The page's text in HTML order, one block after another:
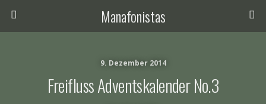
Manafonistas
9. Dezember 2014
Freifluss Adventskalender No.3